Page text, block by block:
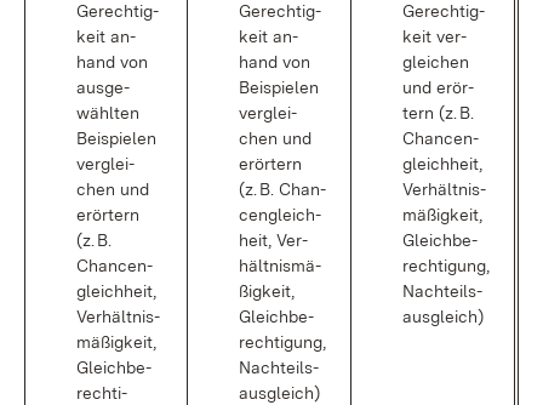
Ge­rech­tig­
keit an­
hand von
aus­ge­
wähl­ten
Bei­spie­len
ver­glei­
chen und
er­ör­tern
(z. B.
Chan­cen­
gleich­heit,
Ver­hält­nis­
mä­ßig­keit,
Gleich­be­
rech­ti­
Ge­rech­tig­
keit an­
hand von
Bei­spie­len
ver­glei­
chen und
er­ör­tern
(z. B. Chan­
cen­gleich­
heit, Ver­
hält­nis­mä­
ßig­keit,
Gleich­be­
rech­ti­gung,
Nach­teils­
aus­gleich)
Ge­rech­tig­
keit ver­
glei­chen
und er­ör­
tern (z. B.
Chan­cen­
gleich­heit,
Ver­hält­nis­
mä­ßig­keit,
Gleich­be­
rech­ti­gung,
Nach­teils­
aus­gleich)